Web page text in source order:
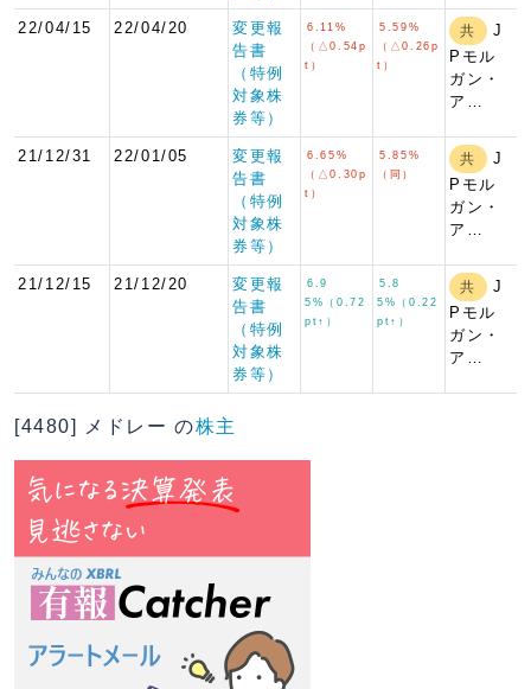
22/04/15 22/04/20
変更報
告書
（特例
対象株
券等）
6.11%
（△0.54p
t）
5.59%
（△0.26p
t）
共
J
Pモル
ガン・
ア…
21/12/31 22/01/05
変更報
告書
（特例
対象株
券等）
6.65%
（△0.30p
t）
5.85%
（同）
共
J
Pモル
ガン・
ア…
21/12/15 21/12/20
変更報
告書
（特例
対象株
券等）
6.9
5%（0.72
pt↑）
5.8
5%（0.22
pt↑）
共
J
Pモル
ガン・
ア…
[4480] メドレー の株主